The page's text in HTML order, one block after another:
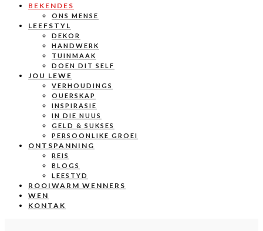
BEKENDES
ONS MENSE
LEEFSTYL
DEKOR
HANDWERK
TUINMAAK
DOEN DIT SELF
JOU LEWE
VERHOUDINGS
OUERSKAP
INSPIRASIE
IN DIE NUUS
GELD & SUKSES
PERSOONLIKE GROEI
ONTSPANNING
REIS
BLOGS
LEESTYD
ROOIWARM WENNERS
WEN
KONTAK